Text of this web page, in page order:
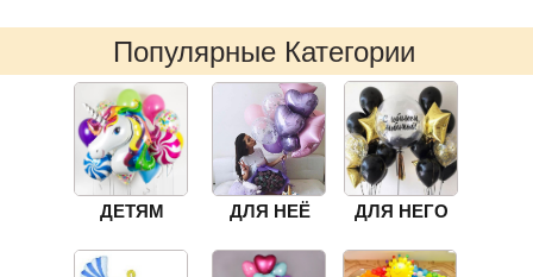
Популярные Категории
ДЛЯ НЕЁ ДЛЯ НЕГО
ДЕТЯМ